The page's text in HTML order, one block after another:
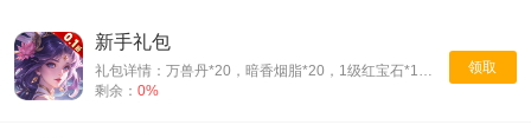
领取
新手礼包
礼包详情：万兽丹*20，暗香烟脂*20，1级红宝石*10，1级蓝宝石*10，下品羽灵*40，神游禅书(5小时)*8，3倍修为药水，屠魔令*10
剩余： 0%